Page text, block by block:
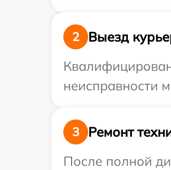
2
Выезд
неисправности
3
Ремонт
После полной